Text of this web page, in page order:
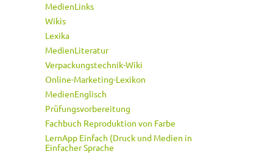
MedienLinks
Wikis
Lexika
MedienLiteratur
Verpackungstechnik-Wiki
Online-Marketing-Lexikon
MedienEnglisch
Prüfungsvorbereitung
Fachbuch Reproduktion von Farbe
LernApp Einfach (Druck und Medien in
Einfacher Sprache